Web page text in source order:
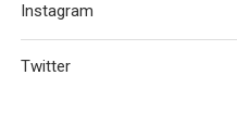
Instagram
Twitter